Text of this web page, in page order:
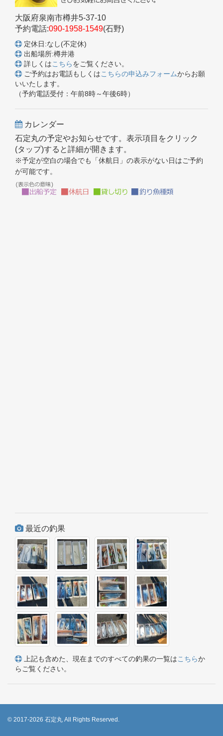
大阪府泉南市樽井5-37-10
予約電話:090-1958-1549(石野)
定休日:なし(不定休)
出船場所:樽井港
詳しくはこちらをご覧ください。
ご予約はお電話もしくはこちらの申込みフォームからお願
いいたします。
（予約電話受付：午前8時～午後6時）
カレンダー
石定丸の予定やお知らせです。表示項目をクリック
(タップ)すると詳細が開きます。
※予定が空白の場合でも「休航日」の表示がない日はご予約
が可能です。
最近の釣果
上記も含めた、現在までのすべての釣果の一覧はこちらか
らご覧ください。
© 2017-2026 石定丸 All Rights Reserved.